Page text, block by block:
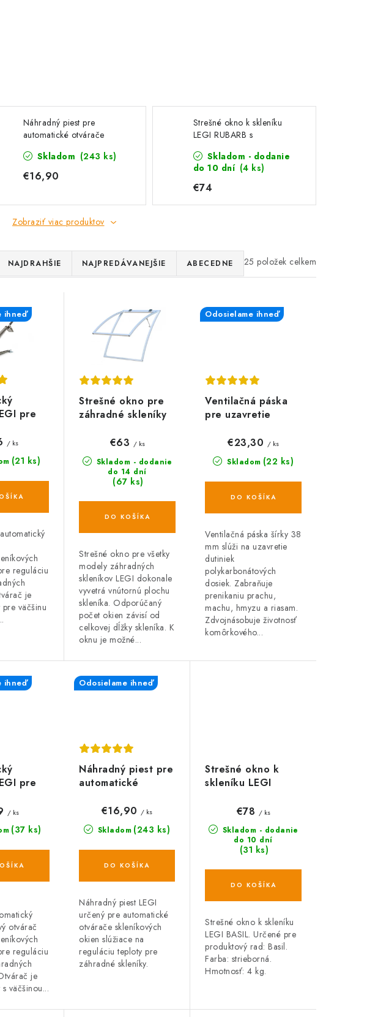
Náhradný piest pre
automatické otvárače
Skladom (243 ks)
€16,90
Strešné okno k skleníku
LEGI RUBARB s
Skladom - dodanie
do 10 dní (4 ks)
€74
Zobraziť viac produktov
25
NAJDRAHŠIE NAJPREDÁVANEJŠIE ABECEDNE
pre
ihneď
(21 ks)
/ ks
reguláciu
je
väčšinu
Strešné okno pre
záhradné skleníky
Skladom - dodanie
do 14 dní
(67 ks)
€63 / ks
DO KOŠÍKA
Strešné okno pre všetky
modely záhradných
skleníkov LEGI dokonale
vyvetrá vnútornú plochu
skleníka. Odporúčaný
počet okien závisí od
celkovej dĺžky skleníka. K
oknu je možné...
Ventilačná páska
pre uzavretie
Odosielame ihneď
Skladom (22 ks)
€23,30 / ks
DO KOŠÍKA
Ventilačná páska šírky 38
mm slúži na uzavretie
dutiniek
polykarbonátových
dosiek. Zabraňuje
prenikaniu prachu,
machu, hmyzu a riasam.
Zdvojnásobuje životnosť
komôrkového...
pre
ihneď
(37 ks)
/ ks
otvárač
reguláciu
je
väčšinou...
Náhradný piest pre
automatické
skleníkových okien
LEGI
Odosielame ihneď
Skladom (243 ks)
€16,90 / ks
DO KOŠÍKA
Náhradný piest LEGI
určený pre automatické
otvárače skleníkových
okien slúžiace na
reguláciu teploty pre
záhradné skleníky.
Strešné okno k
skleníku LEGI
Skladom - dodanie
do 10 dní
(31 ks)
€78 / ks
DO KOŠÍKA
Strešné okno k skleníku
LEGI BASIL. Určené pre
produktový rad: Basil.
Farba: strieborná.
Hmotnosť: 4 kg.